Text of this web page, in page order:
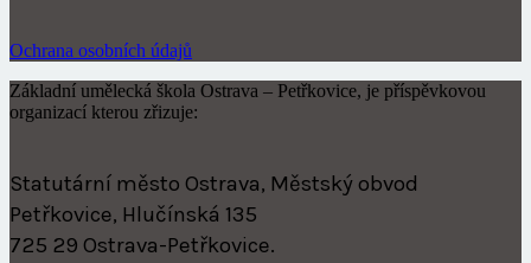
Ochrana osobních údajů
Základní umělecká škola Ostrava – Petřkovice, je příspěvkovou
organizací kterou zřizuje:
Statutární město Ostrava, Městský obvod
Petřkovice, Hlučínská 135
725 29 Ostrava-Petřkovice.